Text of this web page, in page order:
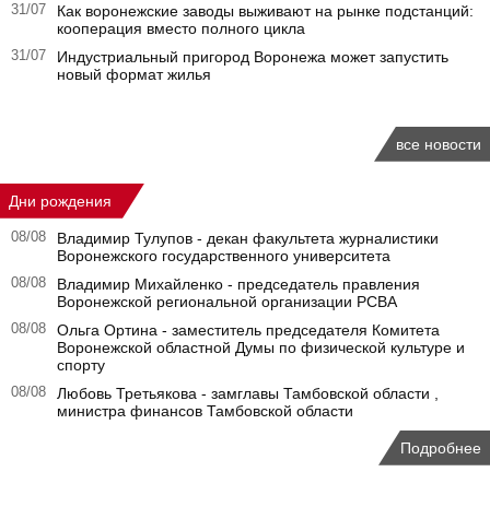
31/07
Как воронежские заводы выживают на рынке подстанций:
кооперация вместо полного цикла
31/07
Индустриальный пригород Воронежа может запустить
новый формат жилья
все новости
Дни рождения
08/08
Владимир Тулупов - декан факультета журналистики
Воронежского государственного университета
08/08
Владимир Михайленко - председатель правления
Воронежской региональной организации РСВА
08/08
Ольга Ортина - заместитель председателя Комитета
Воронежской областной Думы по физической культуре и
спорту
08/08
Любовь Третьякова - замглавы Тамбовской области ,
министра финансов Тамбовской области
Подробнее